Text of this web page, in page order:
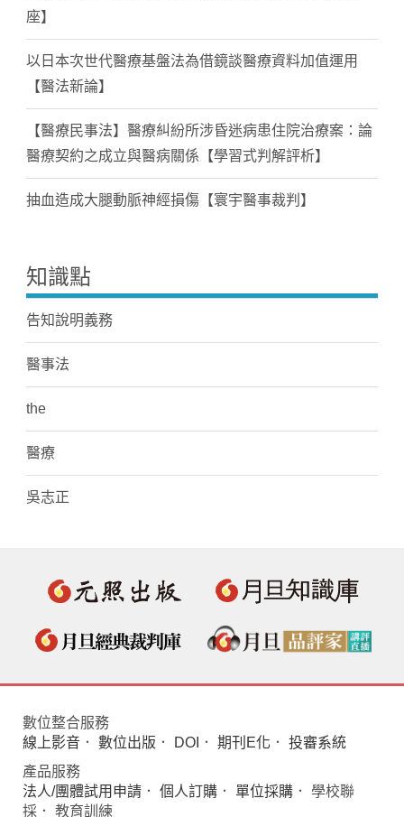
座】
以日本次世代醫療基盤法為借鏡談醫療資料加值運用
【醫法新論】
【醫療民事法】醫療糾紛所涉昏迷病患住院治療案：論
醫療契約之成立與醫病關係【學習式判解評析】
抽血造成大腿動脈神經損傷【寰宇醫事裁判】
知識點
告知說明義務
醫事法
the
醫療
吳志正
數位整合服務
線上影音 ． 數位出版 ． DOI ． 期刊E化 ． 投審系統
產品服務
法人/團體試用申請 ． 個人訂購 ． 單位採購 ． 學校聯
採． 教育訓練